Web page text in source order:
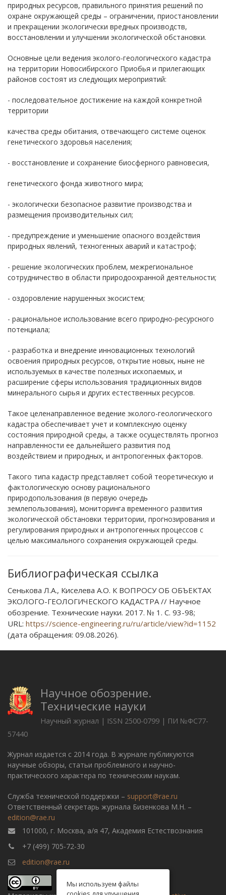
природных ресурсов, правильного принятия решений по
охране окружающей среды – ограничении, приостановлении
и прекращении экологически вредных производств,
восстановлении и улучшении экологической обстановки.
Основные цели ведения эколого-геологического кадастра
на территории Новосибирского Приобья и прилегающих
районов состоят из следующих мероприятий:
- последовательное достижение на каждой конкретной
территории
качества среды обитания, отвечающего системе оценок
генетического здоровья населения;
- восстановление и сохранение биосферного равновесия,
генетического фонда животного мира;
- экологически безопасное развитие производства и
размещения производительных сил;
- предупреждение и уменьшение опасного воздействия
природных явлений, техногенных аварий и катастроф;
- решение экологических проблем, межрегиональное
сотрудничество в области природоохранной деятельности;
- оздоровление нарушенных экосистем;
- рациональное использование всего природно-ресурсного
потенциала;
- разработка и внедрение инновационных технологий
освоения природных ресурсов, открытие новых, ныне не
используемых в качестве полезных ископаемых, и
расширение сферы использования традиционных видов
минерального сырья и других естественных ресурсов.
Такое целенаправленное ведение эколого-геологического
кадастра обеспечивает учет и комплексную оценку
состояния природной среды, а также осуществлять прогноз
направленности ее дальнейшего развития под
воздействием и природных, и антропогенных факторов.
Такого типа кадастр представляет собой теоретическую и
фактологическую основу рационального
природопользования (в первую очередь
землепользования), мониторинга временного развития
экологической обстановки территории, прогнозирования и
регулирования природных и антропогенных процессов с
целью максимального сохранения окружающей среды.
Библиографическая ссылка
Сенькова Л.А., Киселева А.О. К ВОПРОСУ ОБ ОБЪЕКТАХ
ЭКОЛОГО-ГЕОЛОГИЧЕСКОГО КАДАСТРА // Научное
обозрение. Технические науки. 2017. № 1. С. 93-98;
URL: https://science-engineering.ru/ru/article/view?id=1152
(дата обращения: 09.08.2026).
Научное обозрение.
Технические науки
Научный журнал | ISSN 2500-0799 | ПИ №ФС77-
57440
Журнал издается с 2014 года. В журнале публикуются
научные обзоры, статьи проблемного и научно-
практического характера по техническим наукам.
Служба технической поддержки – support@rae.ru
Ответственный секретарь журнала Бизенкова М.Н. –
edition@rae.ru
101000, г. Москва, а/я 47, Академия Естествознания
+7 (499) 705-72-30
edition@rae.ru
Мы используем файлы